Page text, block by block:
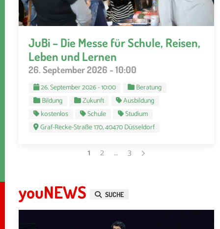
JuBi – Die Messe für Schule, Reisen,
Leben und Lernen
26. September 2026 - 10:00
26. September 2026 - 10:00
Beratung
Bildung
Zukunft
Ausbildung
kostenlos
Schule
Studium
Graf-Recke-Straße 170, 40470 Düsseldorf
1 2 … 3
youNEWS SUCHE